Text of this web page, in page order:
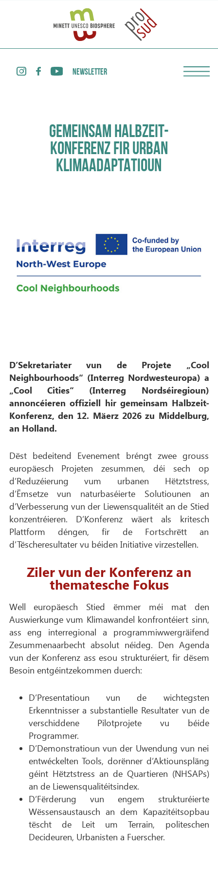
NEWSLETTER
GEMEINSAM HALBZEIT-
KONFERENZ FIR URBAN
KLIMAADAPTATIOUN
D’Sekretariater vun de Projete „Cool
Neighbourhoods“ (Interreg Nordwesteuropa) a
„Cool Cities“ (Interreg Nordséiregioun)
annoncéieren offiziell hir gemeinsam Halbzeit-
Konferenz, den 12. Mäerz 2026 zu Middelburg,
an Holland.
Dëst bedeitend Evenement bréngt zwee grouss
europäesch Projeten zesummen, déi sech op
d’Reduzéierung vum urbanen Hëtztstress,
d’Ëmsetze vun naturbaséierte Solutiounen an
d’Verbesserung vun der Liewensqualitéit an de Stied
konzentréieren. D’Konferenz wäert als kritesch
Plattform déngen, fir de Fortschrëtt an
d’Tëscheresultater vu béiden Initiative virzestellen.
Ziler vun der Konferenz an
thematesche Fokus
Well europäesch Stied ëmmer méi mat den
Auswierkunge vum Klimawandel konfrontéiert sinn,
ass eng interregional a programmiwwergräifend
Zesummenaarbecht absolut néideg. Den Agenda
vun der Konferenz ass esou strukturéiert, fir dësem
Besoin entgéintzekommen duerch:
D’Presentatioun vun de wichtegsten
Erkenntnisser a substantielle Resultater vun de
verschiddene Pilotprojete vu béide
Programmer.
D’Demonstratioun vun der Uwendung vun nei
entwéckelten Tools, dorënner d’Aktiounspläng
géint Hëtztstress an de Quartieren (NHSAPs)
an de Liewensqualitéitsindex.
D’Fërderung vun engem strukturéierte
Wëssensaustausch an dem Kapazitéitsopbau
tëscht de Leit um Terrain, politeschen
Decideuren, Urbanisten a Fuerscher.